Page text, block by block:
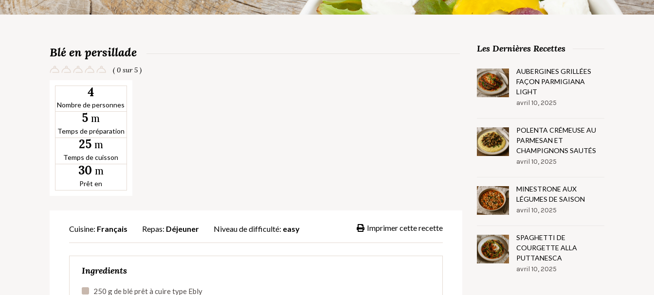
Blé en persillade
( 0 sur 5 )
4
Nombre de personnes
5m
Temps de préparation
25 m
Temps de cuisson
30 m
Prêt en
Imprimer cette recette
Cuisine: Français Repas: Déjeuner Niveau de difficulté: easy
Ingredients
250 g de blé prêt à cuire type Ebly
Les Dernières Recettes
AUBERGINES GRILLÉES
FAÇON PARMIGIANA
LIGHT
avril 10, 2025
POLENTA CRÉMEUSE AU
PARMESAN ET
CHAMPIGNONS SAUTÉS
avril 10, 2025
MINESTRONE AUX
LÉGUMES DE SAISON
avril 10, 2025
SPAGHETTI DE
COURGETTE ALLA
PUTTANESCA
avril 10, 2025